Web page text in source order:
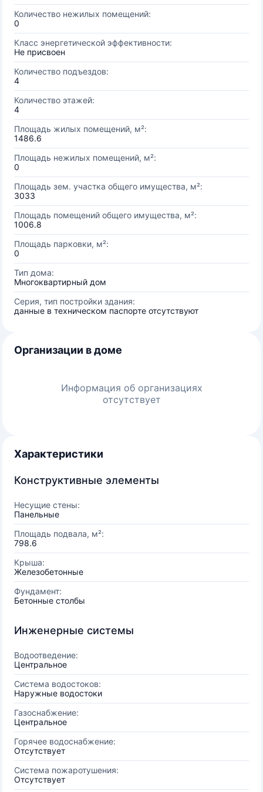
Количество нежилых помещений:
0
Класс энергетической эффективности:
Не присвоен
Количество подъездов:
4
Количество этажей:
4
Площадь жилых помещений, м²:
1486.6
Площадь нежилых помещений, м²:
0
Площадь зем. участка общего имущества, м²:
3033
Площадь помещений общего имущества, м²:
1006.8
Площадь парковки, м²:
0
Тип дома:
Многоквартирный дом
Серия, тип постройки здания:
данные в техническом паспорте отсутствуют
Организации в доме
Информация об организациях
отсутствует
Характеристики
Конструктивные элементы
Несущие стены:
Панельные
Площадь подвала, м²:
798.6
Крыша:
Железобетонные
Фундамент:
Бетонные столбы
Инженерные системы
Водоотведение:
Центральное
Система водостоков:
Наружные водостоки
Газоснабжение:
Центральное
Горячее водоснабжение:
Отсутствует
Система пожаротушения:
Отсутствует